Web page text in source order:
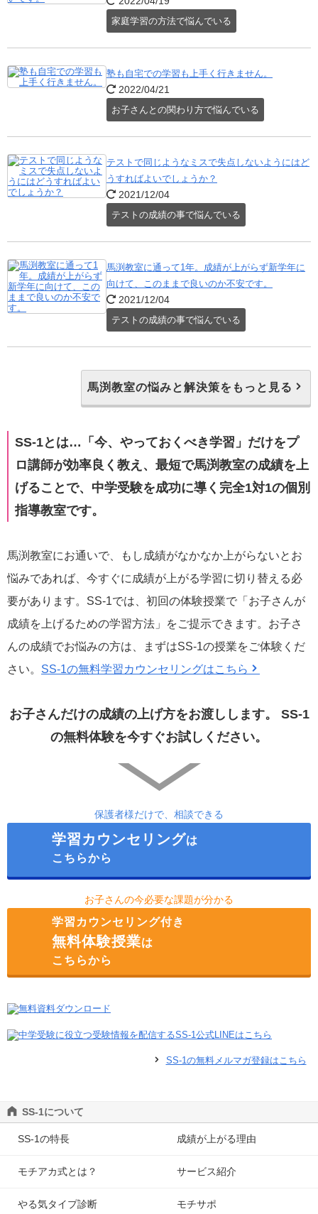
家庭学習の方法で悩んでいる
塾も自宅での学習も上手く行きません。
2022/04/21
お子さんとの関わり方で悩んでいる
テストで同じようなミスで失点しないようにはど
うすればよいでしょうか？
2021/12/04
テストの成績の事で悩んでいる
馬渕教室に通って1年。成績が上がらず新学年に
向けて、このままで良いのか不安です。
2021/12/04
テストの成績の事で悩んでいる
馬渕教室の悩みと解決策をもっと見る
SS-1とは…「今、やっておくべき学習」だけをプ
ロ講師が効率良く教え、最短で馬渕教室の成績を上
げることで、中学受験を成功に導く完全1対1の個別
指導教室です。
馬渕教室にお通いで、もし成績がなかなか上がらないとお
悩みであれば、今すぐに成績が上がる学習に切り替える必
要があります。SS-1では、初回の体験授業で「お子さんが
成績を上げるための学習方法」をご提示できます。お子さ
んの成績でお悩みの方は、まずはSS-1の授業をご体験くだ
さい。 SS-1の無料学習カウンセリングはこちら
お子さんだけの成績の上げ方をお渡しします。
SS-1
の無料体験を今すぐお試しください。
保護者様だけで、相談できる
学習カウンセリングは
こちらから
お子さんの今必要な課題が分かる
学習カウンセリング付き
無料体験授業は
こちらから
SS-1の無料メルマガ登録はこちら
SS-1について
SS-1の特長 成績が上がる理由
モチアカ式とは？ サービス紹介
やる気タイプ診断 モチサポ